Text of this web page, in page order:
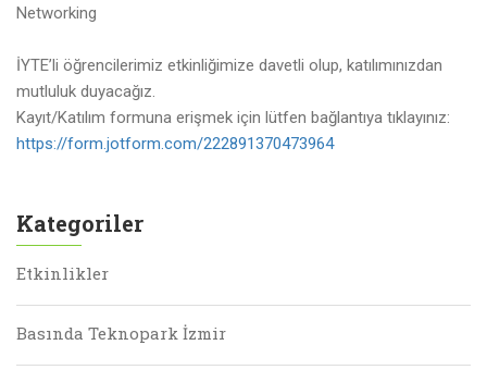
Networking
İYTE’li öğrencilerimiz etkinliğimize davetli olup, katılımınızdan
mutluluk duyacağız.
Kayıt/Katılım formuna erişmek için lütfen bağlantıya tıklayınız:
https://form.jotform.com/222891370473964
Kategoriler
Etkinlikler
Basında Teknopark İzmir